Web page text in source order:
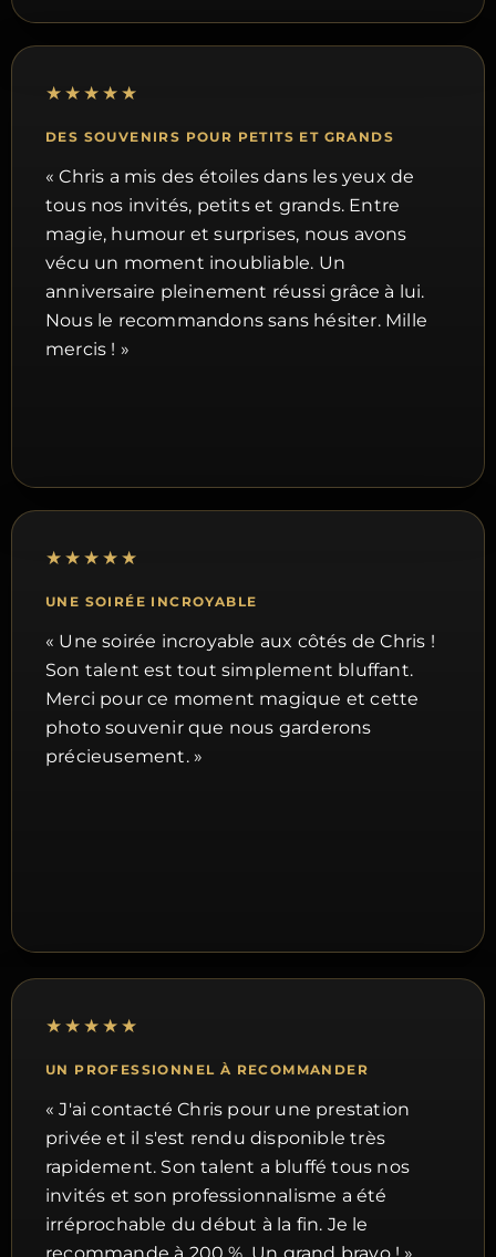
★★★★★
DES SOUVENIRS POUR PETITS ET GRANDS
« Chris a mis des étoiles dans les yeux de
tous nos invités, petits et grands. Entre
magie, humour et surprises, nous avons
vécu un moment inoubliable. Un
anniversaire pleinement réussi grâce à lui.
Nous le recommandons sans hésiter. Mille
mercis ! »
★★★★★
UNE SOIRÉE INCROYABLE
« Une soirée incroyable aux côtés de Chris !
Son talent est tout simplement bluffant.
Merci pour ce moment magique et cette
photo souvenir que nous garderons
précieusement. »
★★★★★
UN PROFESSIONNEL À RECOMMANDER
« J'ai contacté Chris pour une prestation
privée et il s'est rendu disponible très
rapidement. Son talent a bluffé tous nos
invités et son professionnalisme a été
irréprochable du début à la fin. Je le